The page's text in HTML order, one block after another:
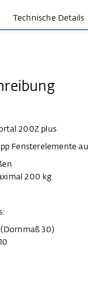
Technische Details
200Z plus
Fensterelemente
200 kg
(Dornmaß 30)